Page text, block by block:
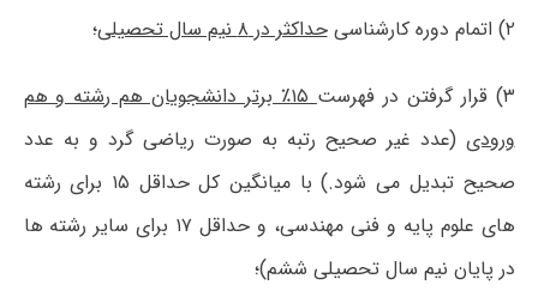
۲) اتمام دوره کارشناسی حداکثر در ۸ نیم سال تحصیلی ؛
۳) قرار گرفتن در فهرست
۱۵٪ برتر دانشجویان هم رشته و هم
ورودی (عدد غیر صحیح رتبه به صورت ریاضی گرد و به عدد
صحیح تبدیل می شود.) با میانگین کل حداقل ۱۵ برای رشته
های علوم پایه و فنی مهندسی، و حداقل ۱۷ برای سایر رشته ها
در پایان نیم سال تحصیلی ششم)؛